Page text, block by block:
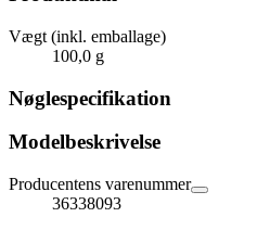
Vægt (inkl. emballage)
100,0 g
Nøglespecifikation
Modelbeskrivelse
Producentens varenummer
36338093